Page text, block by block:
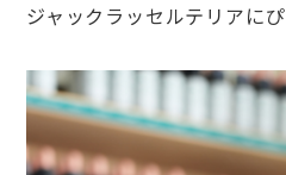
ジャックラッセルテリアに